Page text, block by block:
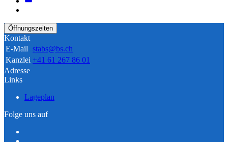
Öffnungszeiten
Kontakt
E-Mail stabs@bs.ch
Kanzlei +41 61 267 86 01
Adresse
Links
Lageplan
Folge uns auf